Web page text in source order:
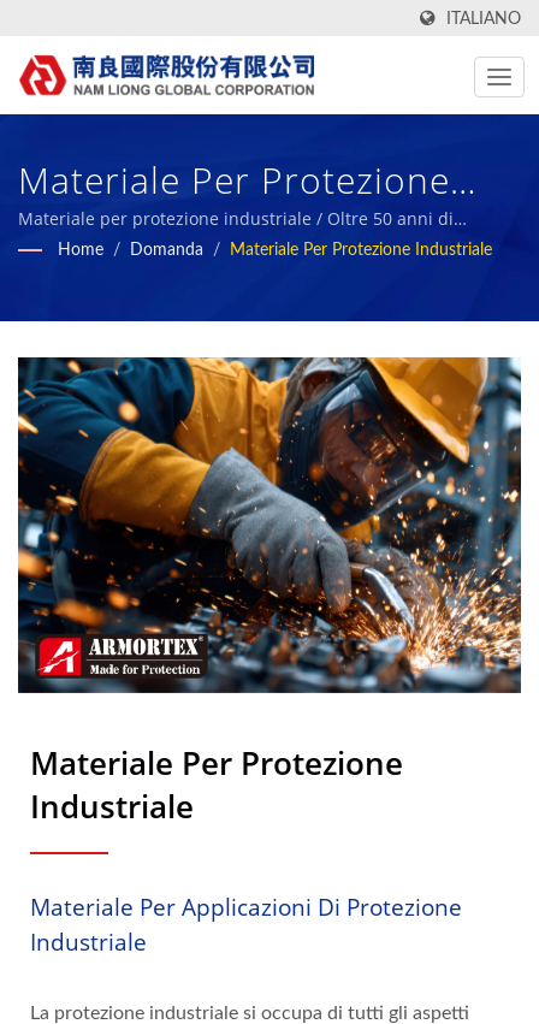
ITALIANO
Materiale Per Protezione
Industriale / Fabbricante Di
Rapporti ESG | Nam Liong
Materiale per protezione industriale / Oltre 50 anni di
produzione di tessuti tecnici ad alte prestazioni e spugna in
Home / Domanda / Materiale Per Protezione Industriale
Materiale Per Protezione
Industriale
Materiale Per Applicazioni Di Protezione
Industriale
La protezione industriale si occupa di tutti gli aspetti